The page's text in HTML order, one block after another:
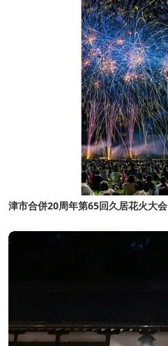
津市合併20周年第65回久居花火大会